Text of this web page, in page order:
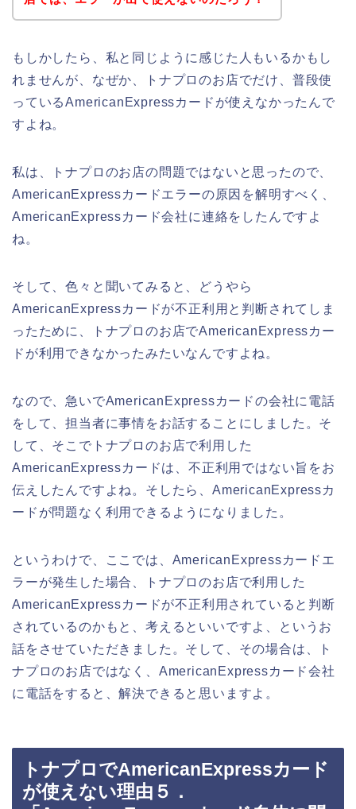
もしかしたら、私と同じように感じた人もいるかもし
れませんが、なぜか、トナプロのお店でだけ、普段使
っているAmericanExpressカードが使えなかったんで
すよね。
私は、トナプロのお店の問題ではないと思ったので、
AmericanExpressカードエラーの原因を解明すべく、
AmericanExpressカード会社に連絡をしたんですよ
ね。
そして、色々と聞いてみると、どうやら
AmericanExpressカードが不正利用と判断されてしま
ったために、トナプロのお店でAmericanExpressカー
ドが利用できなかったみたいなんですよね。
なので、急いでAmericanExpressカードの会社に電話
をして、担当者に事情をお話することにしました。そ
して、そこでトナプロのお店で利用した
AmericanExpressカードは、不正利用ではない旨をお
伝えしたんですよね。そしたら、AmericanExpressカ
ードが問題なく利用できるようになりました。
というわけで、ここでは、AmericanExpressカードエ
ラーが発生した場合、トナプロのお店で利用した
AmericanExpressカードが不正利用されていると判断
されているのかもと、考えるといいですよ、というお
話をさせていただきました。そして、その場合は、ト
ナプロのお店ではなく、AmericanExpressカード会社
に電話をすると、解決できると思いますよ。
トナプロでAmericanExpressカード
が使えない理由５．